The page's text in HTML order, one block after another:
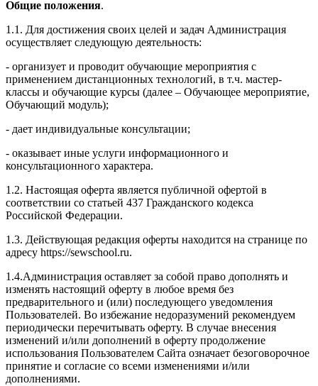
Общие положения.
1.1. Для достижения своих целей и задач Администрация
осуществляет следующую деятельность:
- организует и проводит обучающие мероприятия с
применением дистанционных технологий, в т.ч. мастер-
классы и обучающие курсы (далее – Обучающее мероприятие,
Обучающий модуль);
- дает индивидуальные консультации;
- оказывает иные услуги информационного и
консультационного характера.
1.2. Настоящая оферта является публичной офертой в
соответствии со статьей 437 Гражданского кодекса
Российской Федерации.
1.3. Действующая редакция оферты находится на странице по
адресу https://sewschool.ru.
1.4.Администрация оставляет за собой право дополнять и
изменять настоящий оферту в любое время без
предварительного и (или) последующего уведомления
Пользователей. Во избежание недоразумений рекомендуем
периодически перечитывать оферту. В случае внесения
изменений и/или дополнений в оферту продолжение
использования Пользователем Сайта означает безоговорочное
принятие и согласие со всеми изменениями и/или
дополнениями.